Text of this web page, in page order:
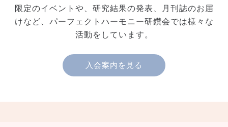
限定のイベントや、研究結果の発表、月刊誌のお届
けなど、パーフェクトハーモニー研鑽会では様々な
活動をしています。
入会案内を見る